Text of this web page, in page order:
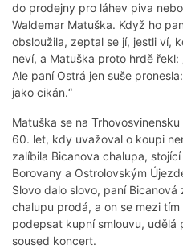
do prodejny pro láhev piva
Waldemar Matuška. Když ho
obsloužila, zeptal se jí, jestli ví,
neví, a Matuška proto hrdě řekl:
Ale paní Ostrá jen suše
jako cikán.“
Matuška se na
60. let, kdy uvažoval o koupi
zalíbila Bicanova chalupa,
Borovany a Ostrolovským
Slovo dalo slovo, paní
chalupu prodá, a on se mezi
podepsat kupní smlouvu, udělá
soused koncert.